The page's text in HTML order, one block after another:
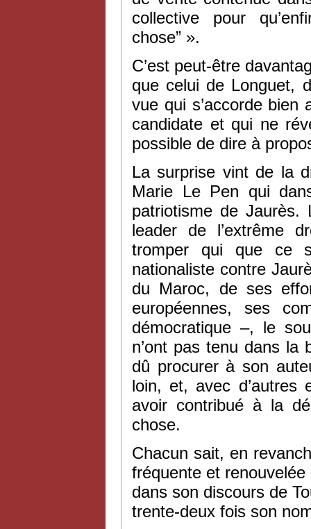
collective pour
chose” ».
C’est peut-être
que celui de Longuet,
vue qui s’accorde bien
candidate et qui ne
possible de dire à
La surprise vint de la
Marie Le Pen qui
patriotisme de
leader de l’extrême
tromper qui que ce
nationaliste contre
du Maroc, de ses
européennes, ses
démocratique –, le
n’ont pas tenu dans la
dû procurer à son
loin, et, avec d’autres
avoir contribué à la
chose.
Chacun sait, en
fréquente et
dans son discours de
trente-deux fois son